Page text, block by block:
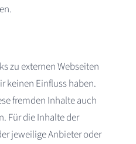
zu externen Webseiten
keinen Einfluss haben.
fremden Inhalte auch
Für die Inhalte der
jeweilige Anbieter oder